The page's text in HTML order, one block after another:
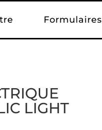
Formulaires
LIGHT